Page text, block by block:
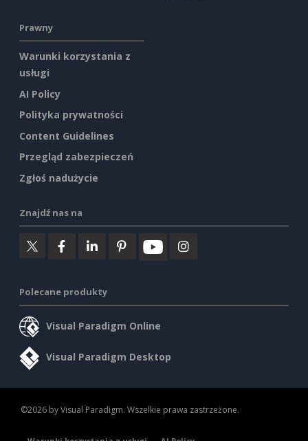
Prawny
Warunki korzystania z
usługi
AI Policy
Polityka prywatności
Content Guidelines
Przegląd zabezpieczeń
Zgłoś nadużycie
Znajdź nas na
Polecane produkty
Visual Paradigm Online
Visual Paradigm Desktop
©2026 by Visual Paradigm. Wszelkie prawa zastrzeżone.